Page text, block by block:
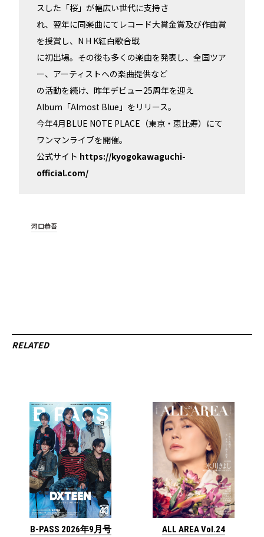
スした「桜」が幅広い世代に支持さ
れ、翌年に同楽曲にてレコード大賞金賞及び作曲賞
を授賞し、N H K紅白歌合戦
に初出場。その後も多くの楽曲を発表し、全国ツア
ー、アーティストへの楽曲提供など
の活動を続け、昨年デビュー25周年を迎え
Album「Almost Blue」をリリース。
今年4月BLUE NOTE PLACE（東京・恵比寿）にて
ワンマンライブを開催。
公式サイト https://kyogokawaguchi-
official.com/
河口恭吾
RELATED
B-PASS 2026年9月号 ALL AREA Vol.24